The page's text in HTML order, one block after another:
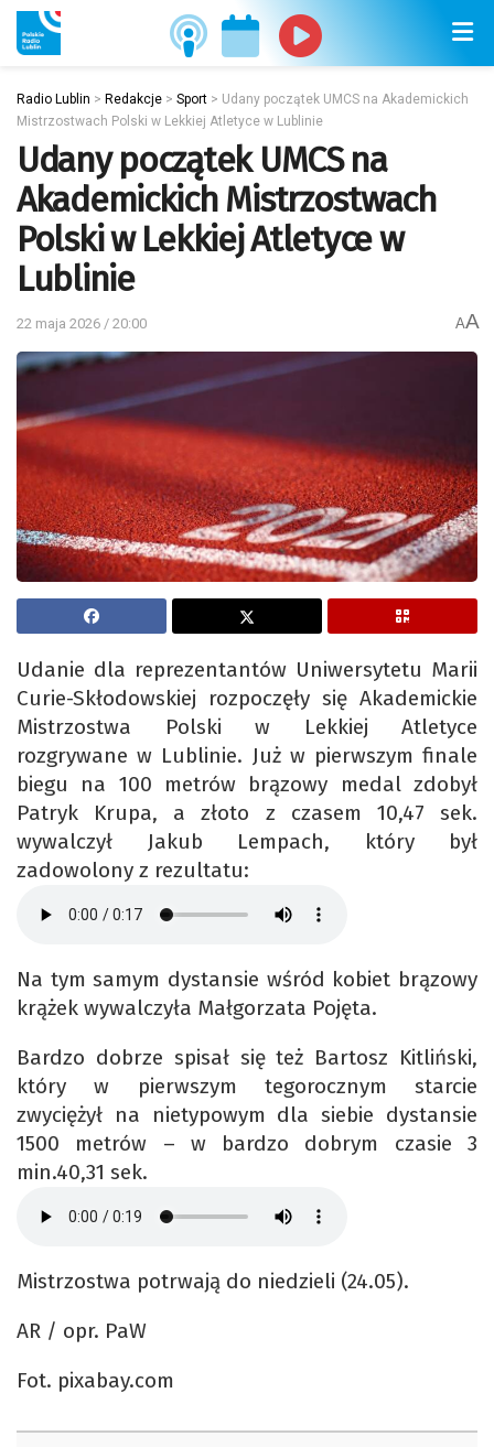
Radio Lublin > Redakcje > Sport > Udany początek UMCS na Akademickich
Mistrzostwach Polski w Lekkiej Atletyce w Lublinie
Udany początek UMCS na
Akademickich Mistrzostwach
Polski w Lekkiej Atletyce w
Lublinie
22 maja 2026 / 20:00 AA
Udanie dla reprezentantów Uniwersytetu Marii
Curie-Skłodowskiej rozpoczęły się Akademickie
Mistrzostwa Polski w Lekkiej Atletyce
rozgrywane w Lublinie. Już w pierwszym finale
biegu na 100 metrów brązowy medal zdobył
Patryk Krupa, a złoto z czasem 10,47 sek.
wywalczył Jakub Lempach, który był
zadowolony z rezultatu:
Na tym samym dystansie wśród kobiet brązowy
krążek wywalczyła Małgorzata Pojęta.
Bardzo dobrze spisał się też Bartosz Kitliński,
który w pierwszym tegorocznym starcie
zwyciężył na nietypowym dla siebie dystansie
1500 metrów – w bardzo dobrym czasie 3
min.40,31 sek.
Mistrzostwa potrwają do niedzieli (24.05).
AR / opr. PaW
Fot. pixabay.com